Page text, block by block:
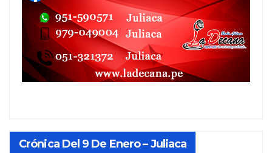
Crónica Del 9 De Enero – Juliaca